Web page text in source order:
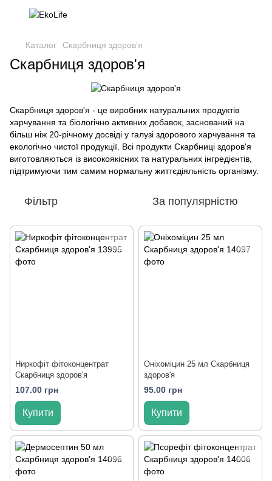
Каталог Скарбниця здоров'я
Скарбниця здоров'я
Скарбниця здоров'я - це виробник натуральних продуктів
харчування та біологічно активних добавок, заснований на
більш ніж 20-річному досвіді у галузі здорового харчування та
екологічно чистої продукції. Всі продукти Скарбниці здоров'я
виготовляються із високоякісних та натуральних інгредієнтів,
підтримуючи тим самим нормальну життєдіяльність організму.
Фільтр За популярністю
Ниркофіт фітоконцентрат
Скарбниця здоров'я
107.00 грн
Купити
Оніхоміцин 25 мл Скарбниця
здоров'я
95.00 грн
Купити